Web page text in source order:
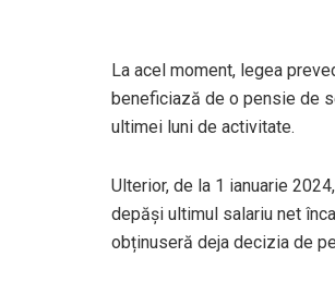
La acel moment, legea
beneficiază de o pensie de
ultimei luni de activitate.
Ulterior, de la 1 ianuarie
depăși ultimul salariu net
obținuseră deja decizia de